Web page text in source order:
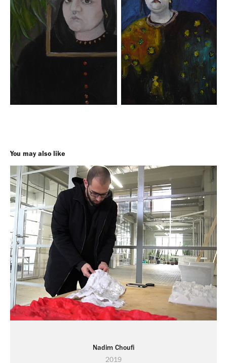
You may also like
Nadim Choufi
2019